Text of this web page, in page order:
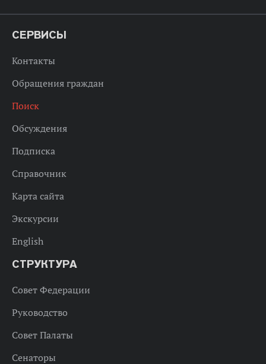
СЕРВИСЫ
Контакты
Обращения граждан
Поиск
Обсуждения
Подписка
Справочник
Карта сайта
Экскурсии
English
СТРУКТУРА
Совет Федерации
Руководство
Совет Палаты
Сенаторы